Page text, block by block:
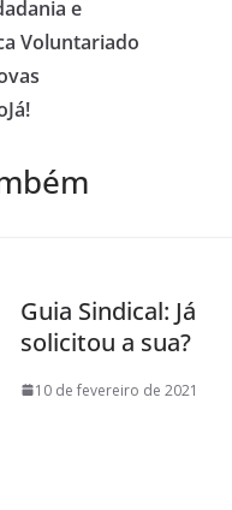
e
Voluntariado
Guia Sindical: Já
solicitou a sua?
10 de fevereiro de 2021